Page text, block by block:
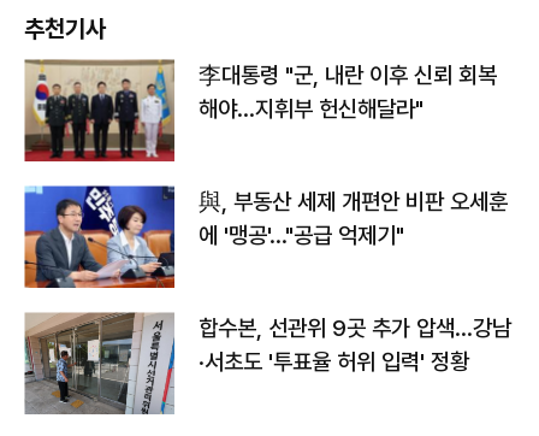
추천기사
李대통령 "군, 내란 이후 신뢰 회복
해야…지휘부 헌신해달라"
與, 부동산 세제 개편안 비판 오세훈
에 '맹공'…"공급 억제기"
합수본, 선관위 9곳 추가 압색…강남
·서초도 '투표율 허위 입력' 정황